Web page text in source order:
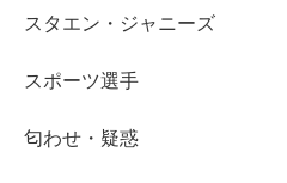
スタエン・ジャニーズ
スポーツ選手
匂わせ・疑惑